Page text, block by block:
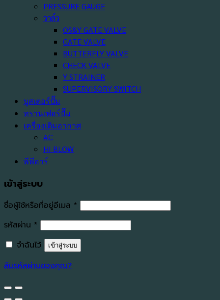
PRESSURE GAUGE
วาล์ว
OS&Y GATE VALVE
GATE VALVE
BUTTERFLY VALVE
CHECK VALVE
Y STRAINER
SUPERVISORY SWITCH
บูสเตอร์ปั๊ม
ทรานเฟอร์ปั๊ม
เครื่องเติมอากาศ
AC
HI BLOW
พีพีอาร์
เข้าสู่ระบบ
ชื่อผู้ใช้หรือที่อยู่อีเมล * ต้องการ
รหัสผ่าน * ต้องการ
จำฉันไว้
เข้าสู่ระบบ
ลืมรหัสผ่านของคุณ?